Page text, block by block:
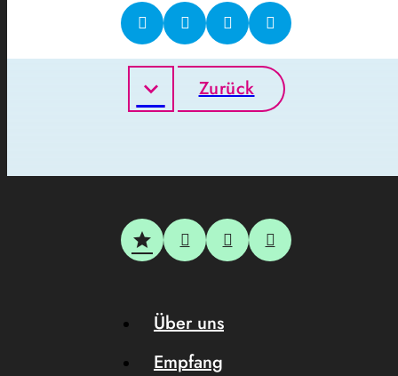
Zurück
Über uns
Empfang